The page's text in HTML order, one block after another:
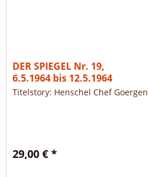
DER SPIEGEL Nr. 19,
6.5.1964 bis 12.5.1964
Titelstory: Henschel Chef Goergen
29,00 € *